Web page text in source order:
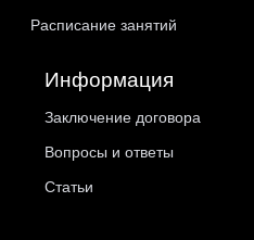
Расписание занятий
Информация
Заключение договора
Вопросы и ответы
Статьи